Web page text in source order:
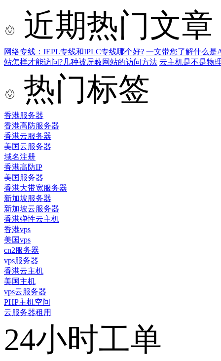
近期热门文章
网络专线：IEPL专线和IPLC专线哪个好? 一文带您了解什么是
站怎样才能访问?几种被屏蔽网站的访问方法 云主机是不是物
热门标签
香港服务器
香港高防服务器
香港云服务器
美国云服务器
域名注册
香港高防IP
美国服务器
香港大带宽服务器
新加坡服务器
新加坡云服务器
香港弹性云主机
香港vps
美国vps
cn2服务器
vps服务器
香港云主机
美国主机
vps云服务器
PHP主机空间
云服务器租用
24小时工单